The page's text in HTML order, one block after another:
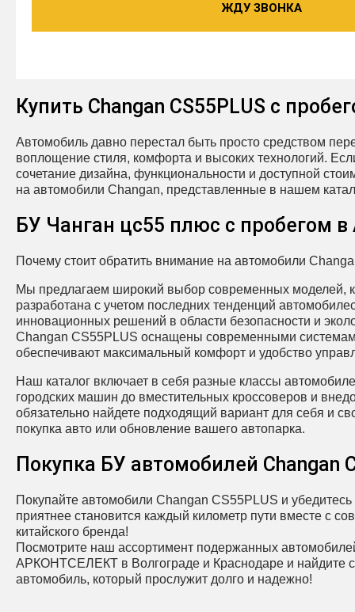
ЖДУ ЗВОНКА
Купить Changan CS55PLUS с
Автомобиль давно перестал быть просто средством
воплощение стиля, комфорта и высоких технологий.
сочетание дизайна, функциональности и доступной
на автомобили Changan, представленные в нашем
БУ Чанган цс55 плюс с пробегом
Почему стоит обратить внимание на автомобили
Мы предлагаем широкий выбор современных моделей,
разработана с учетом последних тенденций
инновационных решений в области безопасности и
Changan CS55PLUS оснащены современными
обеспечивают максимальный комфорт и удобство
Наш каталог включает в себя разные классы
городских машин до вместительных кроссоверов и
обязательно найдете подходящий вариант для себя и
покупка авто или обновление вашего автопарка.
Покупка БУ автомобилей Changan
Покупайте автомобили Changan CS55PLUS и убедитесь
приятнее становится каждый километр пути вместе с
китайского бренда!
Посмотрите наш ассортимент подержанных
АРКОНТСЕЛЕКТ в Волгограде и Краснодаре и найдите
автомобиль, который прослужит долго и надежно!